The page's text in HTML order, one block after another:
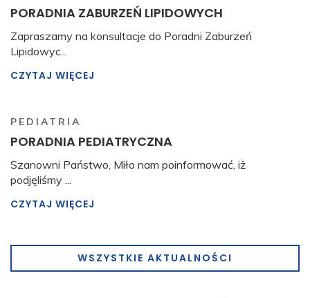
PORADNIA ZABURZEŃ LIPIDOWYCH
Zapraszamy na konsultacje do Poradni Zaburzeń
Lipidowyc...
CZYTAJ WIĘCEJ
PEDIATRIA
PORADNIA PEDIATRYCZNA
Szanowni Państwo, Miło nam poinformować, iż
podjęliśmy ...
CZYTAJ WIĘCEJ
WSZYSTKIE AKTUALNOŚCI